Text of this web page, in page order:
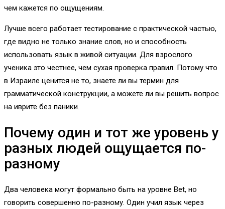
чем кажется по ощущениям.
Лучше всего работает тестирование с практической частью,
где видно не только знание слов, но и способность
использовать язык в живой ситуации. Для взрослого
ученика это честнее, чем сухая проверка правил. Потому что
в Израиле ценится не то, знаете ли вы термин для
грамматической конструкции, а можете ли вы решить вопрос
на иврите без паники.
Почему один и тот же уровень у
разных людей ощущается по-
разному
Два человека могут формально быть на уровне Bet, но
говорить совершенно по-разному. Один учил язык через